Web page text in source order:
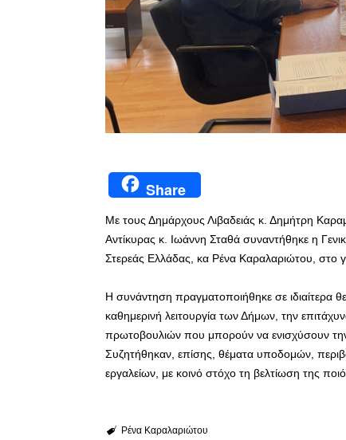
Share
Με τους Δημάρχους Λιβαδειάς κ. Δημήτρη
Αντίκυρας κ. Ιωάννη Σταθά συναντήθηκε η
Στερεάς Ελλάδας, κα Ρένα Καραλαριώτου, στο
Η συνάντηση πραγματοποιήθηκε σε ιδιαίτερα
καθημερινή λειτουργία των Δήμων, την
πρωτοβουλιών που μπορούν να ενισχύσουν την
Συζητήθηκαν, επίσης, θέματα υποδομών,
εργαλείων, με κοινό στόχο τη βελτίωση της
Ρένα Καραλαριώτου